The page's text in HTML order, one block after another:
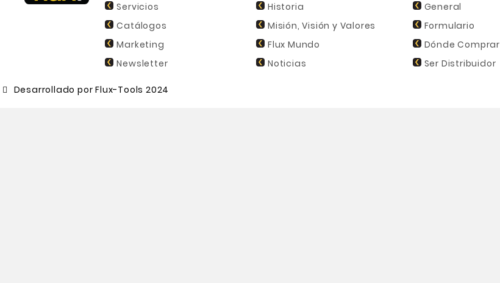
Servicios
Catálogos
Marketing
Newsletter
Historia
Misión, Visión y Valores
Flux Mundo
Noticias
General
Formulario
Dónde Comprar
Ser Distribuidor
Desarrollado por Flux-Tools 2024